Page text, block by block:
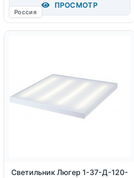
ПРОСМОТР
Россия
Светильник Люгер 1-37-Д-120-